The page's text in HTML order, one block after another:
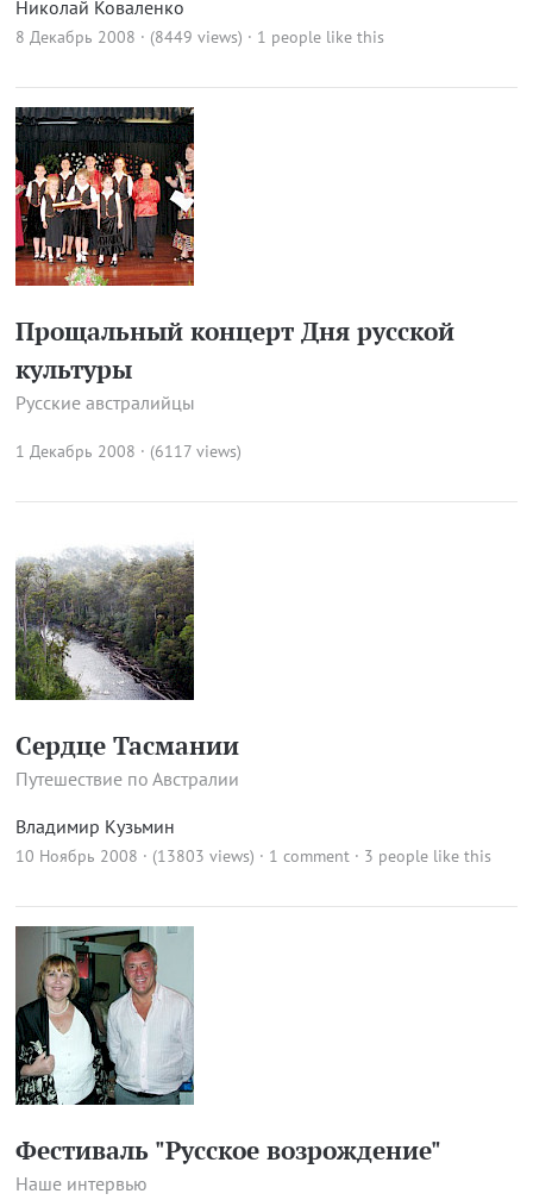
Николай Коваленко
8 Декабрь 2008 · (8449 views) · 1 people like this
Прощальный концерт Дня русской
культуры
Русские австралийцы
1 Декабрь 2008 · (6117 views)
Сердце Тасмании
Путешествие по Австралии
Владимир Кузьмин
10 Ноябрь 2008 · (13803 views) · 1 comment · 3 people like this
Фестиваль "Русское возрождение"
Наше интервью